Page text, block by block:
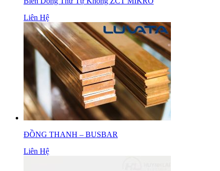
Liên Hệ
ĐỒNG THANH – BUSBAR
Liên Hệ